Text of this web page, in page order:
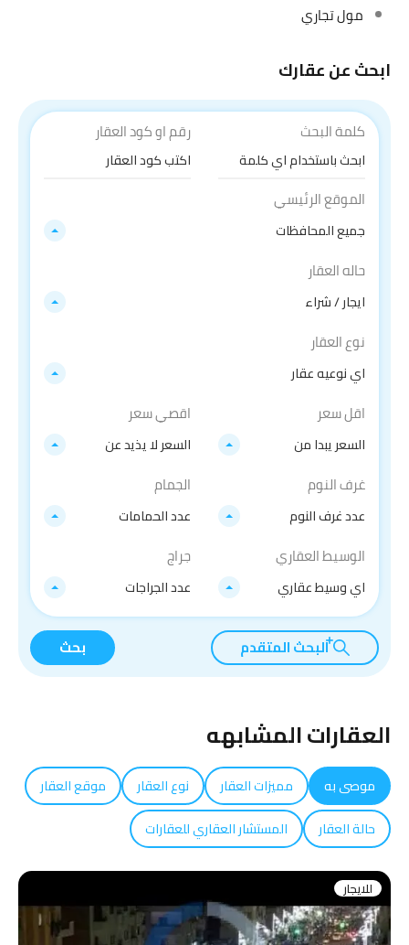
مول تجاري
ابحث عن عقارك
كلمة البحث رقم او كود العقار
الموقع الرئيسي
جميع المحافظات
حاله العقار
ايجار / شراء
نوع العقار
اي نوعيه عقار
اقل سعر
السعر يبدا من
اقصي سعر
السعر لا يذيد عن
غرف النوم
عدد غرف النوم
الجمام
عدد الحمامات
الوسيط العقاري
اي وسيط عقاري
جراج
عدد الجراجات
البحث المتقدم بحث
العقارات المشابهه
موصى به مميزات العقار نوع العقار
موقع العقار
حالة العقار
المستشار العقاري للعقارات
للايجار